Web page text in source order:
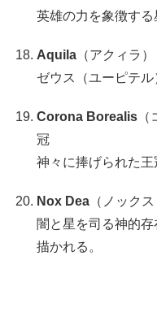
英雄の力を象徴する
Aquila （アクィラ
ゼウス（ユーピテル
Corona Borealis
冠
神々に捧げられた王
Nox Dea （ノック
闇と星を司る神的
描かれる。